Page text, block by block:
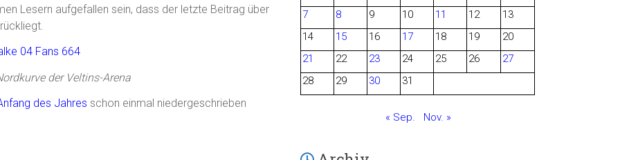
Lesern aufgefallen sein, dass der letzte Beitrag über
der Veltins-Arena
des Jahres schon einmal niedergeschrieben
o
o
k
7
8 9 10 11 12
13
14
15 16 17 18 19
20
21
22 23 24 25 26
27
28
29 30 31
« Sep. Nov. »